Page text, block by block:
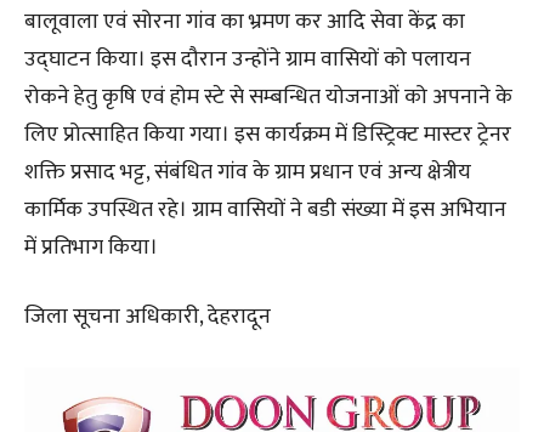
बालूवाला एवं सोरना गांव का भ्रमण कर आदि सेवा केंद्र का
उद्घाटन किया। इस दौरान उन्होंने ग्राम वासियों को पलायन
रोकने हेतु कृषि एवं होम स्टे से सम्बन्धित योजनाओं को अपनाने के
लिए प्रोत्साहित किया गया। इस कार्यक्रम में डिस्ट्रिक्ट मास्टर ट्रेनर
शक्ति प्रसाद भट्ट, संबंधित गांव के ग्राम प्रधान एवं अन्य क्षेत्रीय
कार्मिक उपस्थित रहे। ग्राम वासियों ने बडी संख्या में इस अभियान
में प्रतिभाग किया।
जिला सूचना अधिकारी, देहरादून